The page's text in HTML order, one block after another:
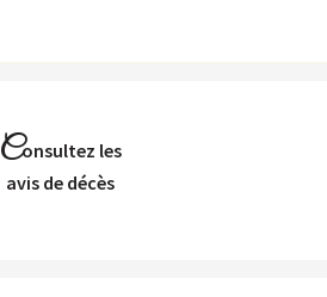
Consultez les
Avis de décès